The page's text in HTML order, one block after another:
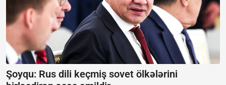
Şoyqu: Rus dili keçmiş sovet ölkələrini